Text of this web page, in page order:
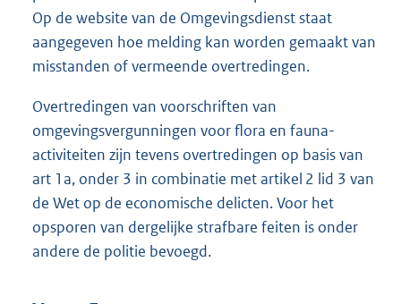
Op de website van de Omgevingsdienst staat
aangegeven hoe melding kan worden gemaakt van
misstanden of vermeende overtredingen.
Overtredingen van voorschriften van
omgevingsvergunningen voor flora en fauna-
activiteiten zijn tevens overtredingen op basis van
art 1a, onder 3 in combinatie met artikel 2 lid 3 van
de Wet op de economische delicten. Voor het
opsporen van dergelijke strafbare feiten is onder
andere de politie bevoegd.